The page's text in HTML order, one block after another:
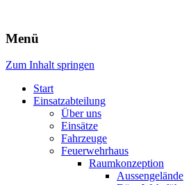
Freiwillige
Menü
Zum Inhalt springen
Start
Einsatzabteilung
Über uns
Einsätze
Fahrzeuge
Feuerwehrhaus
Raumkonzeption
Aussengelände